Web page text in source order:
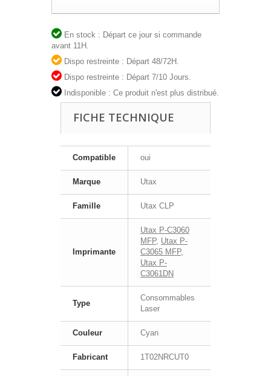
En stock : Départ ce jour si commande
avant 11H.
Dispo restreinte : Départ 48/72H.
Dispo restreinte : Départ 7/10 Jours.
Indisponible : Ce produit n'est plus distribué.
FICHE TECHNIQUE
Compatible oui
Marque Utax
Famille Utax CLP
Imprimante
Utax P-C3060
MFP, Utax P-
C3065 MFP,
Utax P-
C3061DN
Type
Consommables
Laser
Couleur Cyan
Fabricant 1T02NRCUT0